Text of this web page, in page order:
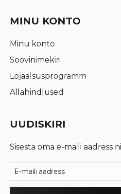
MINU KONTO
Minu konto
Soovinimekiri
Lojaalsusprogramm
Allahindlused
UUDISKIRI
Sisesta oma e-maili aadress